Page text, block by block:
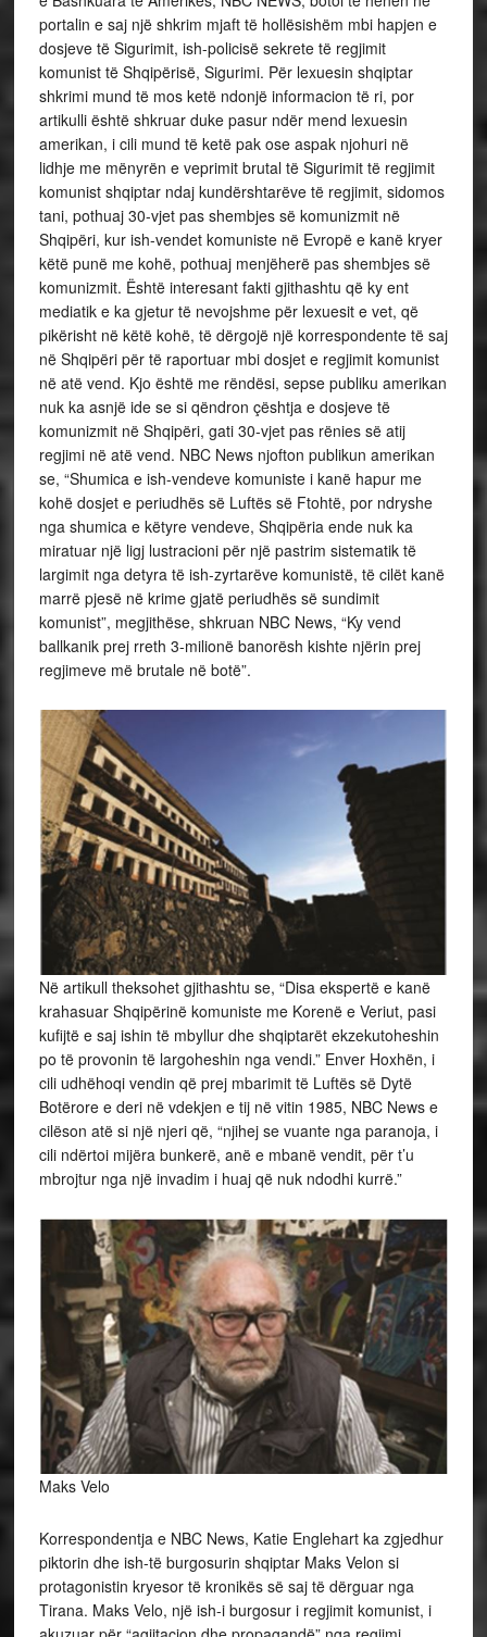
portalin e saj një shkrim mjaft të hollësishëm mbi hapjen e
dosjeve të Sigurimit, ish-policisë sekrete të regjimit
komunist të Shqipërisë, Sigurimi. Për lexuesin shqiptar
shkrimi mund të mos ketë ndonjë informacion të ri, por
artikulli është shkruar duke pasur ndër mend lexuesin
amerikan, i cili mund të ketë pak ose aspak njohuri në
lidhje me mënyrën e veprimit brutal të Sigurimit të regjimit
komunist shqiptar ndaj kundërshtarëve të regjimit, sidomos
tani, pothuaj 30-vjet pas shembjes së komunizmit në
Shqipëri, kur ish-vendet komuniste në Evropë e kanë kryer
këtë punë me kohë, pothuaj menjëherë pas shembjes së
komunizmit. Është interesant fakti gjithashtu që ky ent
mediatik e ka gjetur të nevojshme për lexuesit e vet, që
pikërisht në këtë kohë, të dërgojë një korrespondente të saj
në Shqipëri për të raportuar mbi dosjet e regjimit komunist
në atë vend. Kjo është me rëndësi, sepse publiku amerikan
nuk ka asnjë ide se si qëndron çështja e dosjeve të
komunizmit në Shqipëri, gati 30-vjet pas rënies së atij
regjimi në atë vend. NBC News njofton publikun amerikan
se, “Shumica e ish-vendeve komuniste i kanë hapur me
kohë dosjet e periudhës së Luftës së Ftohtë, por ndryshe
nga shumica e këtyre vendeve, Shqipëria ende nuk ka
miratuar një ligj lustracioni për një pastrim sistematik të
largimit nga detyra të ish-zyrtarëve komunistë, të cilët kanë
marrë pjesë në krime gjatë periudhës së sundimit
komunist”, megjithëse, shkruan NBC News, “Ky vend
ballkanik prej rreth 3-milionë banorësh kishte njërin prej
regjimeve më brutale në botë”.
Në artikull theksohet gjithashtu se, “Disa ekspertë e kanë
krahasuar Shqipërinë komuniste me Korenë e Veriut, pasi
kufijtë e saj ishin të mbyllur dhe shqiptarët ekzekutoheshin
po të provonin të largoheshin nga vendi.” Enver Hoxhën, i
cili udhëhoqi vendin që prej mbarimit të Luftës së Dytë
Botërore e deri në vdekjen e tij në vitin 1985, NBC News e
cilëson atë si një njeri që, “njihej se vuante nga paranoja, i
cili ndërtoi mijëra bunkerë, anë e mbanë vendit, për t’u
mbrojtur nga një invadim i huaj që nuk ndodhi kurrë.”
Maks Velo
Korrespondentja e NBC News, Katie Englehart ka zgjedhur
piktorin dhe ish-të burgosurin shqiptar Maks Velon si
protagonistin kryesor të kronikës së saj të dërguar nga
Tirana. Maks Velo, një ish-i burgosur i regjimit komunist, i